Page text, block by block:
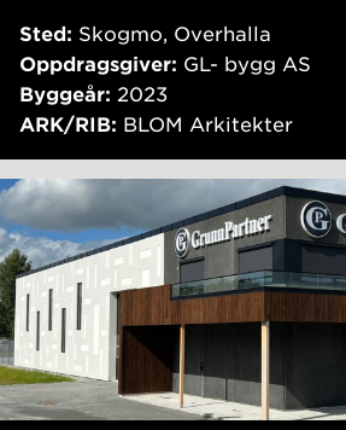
Sted: Skogmo, Overhalla
Oppdragsgiver: GL- bygg AS
Byggeår: 2023
ARK/RIB: BLOM Arkitekter